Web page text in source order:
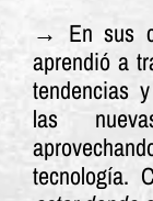
→ En sus
aprendió a
tendencias
las
tecnología.